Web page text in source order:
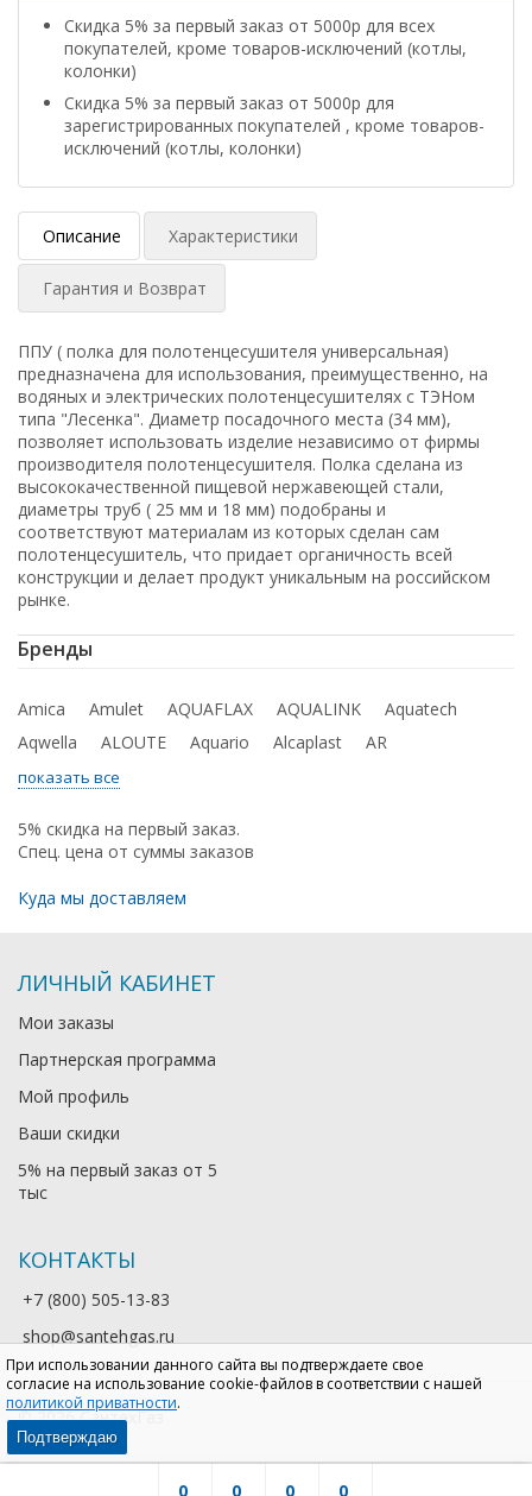
При использовании данного сайта вы подтверждаете свое
согласие на использование cookie-файлов в соответствии с нашей
политикой приватности.
Подтверждаю
Скидка 5% за первый заказ от 5000р для всех
покупателей, кроме товаров-исключений (котлы,
колонки)
Скидка 5% за первый заказ от 5000р для
зарегистрированных покупателей , кроме товаров-
исключений (котлы, колонки)
Описание Характеристики
Гарантия и Возврат
ППУ ( полка для полотенцесушителя универсальная)
предназначена для использования, преимущественно, на
водяных и электрических полотенцесушителях с ТЭНом
типа "Лесенка". Диаметр посадочного места (34 мм),
позволяет использовать изделие независимо от фирмы
производителя полотенцесушителя. Полка сделана из
высококачественной пищевой нержавеющей стали,
диаметры труб ( 25 мм и 18 мм) подобраны и
соответствуют материалам из которых сделан сам
полотенцесушитель, что придает органичность всей
конструкции и делает продукт уникальным на российском
рынке.
Бренды
Amica Amulet AQUAFLAX AQUALINK
Aquatech
Aqwella
ALOUTE Aquario Alcaplast AR
показать все
5% скидка на первый заказ.
Спец. цена от суммы заказов
Куда мы доставляем
ЛИЧНЫЙ КАБИНЕТ
Мои заказы
Партнерская программа
Мой профиль
Ваши скидки
5% на первый заказ от 5
тыс
КОНТАКТЫ
+7 (800) 505-13-83
shop@santehgas.ru
© 2026 СантехГаз
0 0 0 0